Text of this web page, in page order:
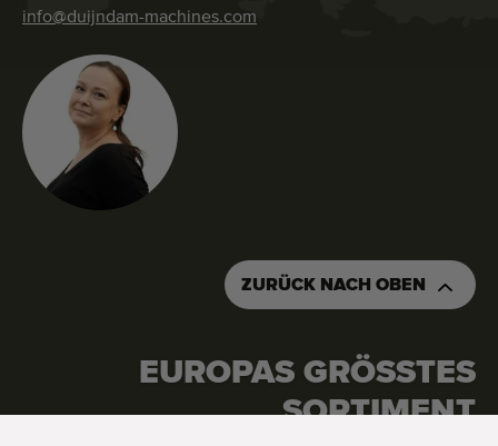
FRAGEN SIE EIN ANGEBOT AN BESTELLEN SIE DIESE MASCHINE
info@duijndam-machines.com
ZURÜCK NACH OBEN
EUROPAS GRÖSSTES S
ORTIMENT